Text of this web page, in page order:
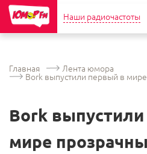
Наши радиочастоты
Главная Лента юмора
Bork выпустили первый в
Bork
мире